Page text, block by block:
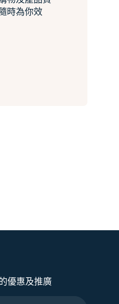
時為你效
優惠及推廣